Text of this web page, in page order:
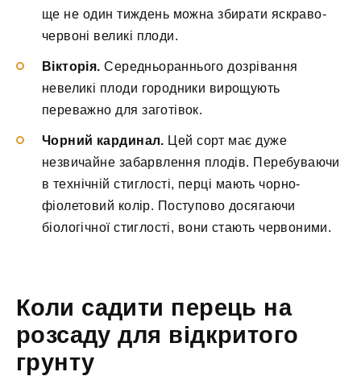
ще не один тиждень можна збирати яскраво-
червоні великі плоди.
Вікторія.Середньораннього дозрівання
невеликі плоди городники вирощують
переважно для заготівок.
Чорний кардинал. Цей сорт має дуже
незвичайне забарвлення плодів. Перебуваючи
в технічній стиглості, перці мають чорно-
фіолетовий колір. Поступово досягаючи
біологічної стиглості, вони стають червоними.
Коли садити перець на
розсаду для відкритого
грунту